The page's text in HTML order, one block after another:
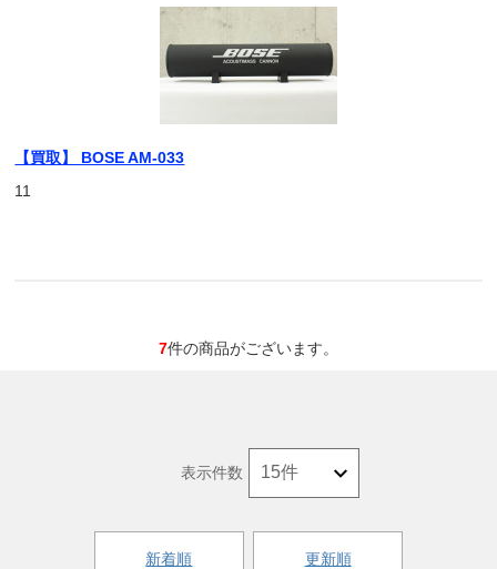
【買取】 BOSE AM-033
11
7件の商品がございます。
新着順 更新順
表示件数